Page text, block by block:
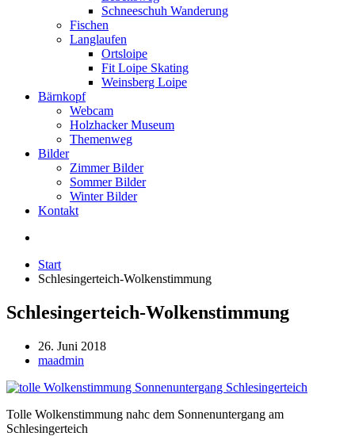
Schneeschuh Wanderung
Fischen
Langlaufen
Ortsloipe
Fit Loipe Skating
Weinsberg Loipe
Bärnkopf
Webcam
Holzhacker Museum
Themenweg
Bilder
Zimmer Bilder
Sommer Bilder
Winter Bilder
Kontakt
Start
Schlesingerteich-Wolkenstimmung
Schlesingerteich-Wolkenstimmung
26. Juni 2018
maadmin
Tolle Wolkenstimmung nahc dem Sonnenuntergang am
Schlesingerteich